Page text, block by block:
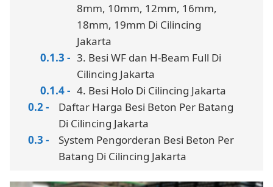
8mm, 10mm, 12mm, 16mm,
18mm, 19mm Di Cilincing
Jakarta
3. Besi WF dan H-Beam Full Di
Cilincing Jakarta
4. Besi Holo Di Cilincing Jakarta
Daftar Harga Besi Beton Per Batang
Di Cilincing Jakarta
System Pengorderan Besi Beton Per
Batang Di Cilincing Jakarta